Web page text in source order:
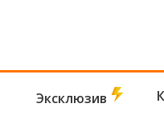
Эксклюзив